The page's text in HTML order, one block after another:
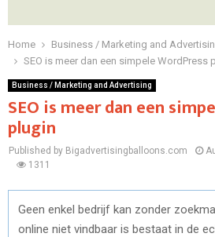
Home
Business / Marketing and
SEO is meer dan een simpele WordPress
Business / Marketing and Advertising
SEO is meer dan een
plugin
Published by Bigadvertisingballoons.com
1311
Geen enkel bedrijf kan zonder
online niet vindbaar is bestaat in de